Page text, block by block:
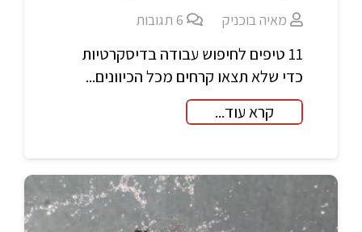
מאיה בוכניק 6 תגובות
11 טיפים לחיפוש עבודה בדיסקרטיות
כדי שלא תצאו קרחים מכל הכיוונים...
קרא עוד...